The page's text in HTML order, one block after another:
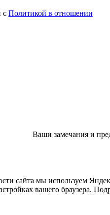
с Политикой в отношении
Ваши замечания и
сайта мы используем
вашего браузера.